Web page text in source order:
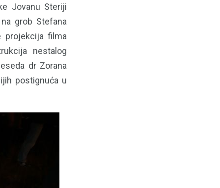
Jovanu Steriji
grob Stefana
projekcija filma
nestalog
dr Zorana
postignuća u